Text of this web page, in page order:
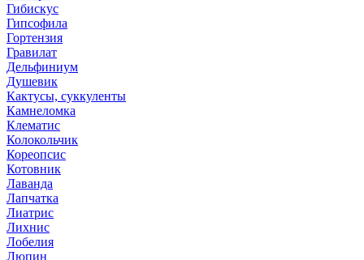
Гибискус
Гипсофила
Гортензия
Гравилат
Дельфиниум
Душевик
Кактусы, суккуленты
Камнеломка
Клематис
Колокольчик
Кореопсис
Котовник
Лаванда
Лапчатка
Лиатрис
Лихнис
Лобелия
Люпин